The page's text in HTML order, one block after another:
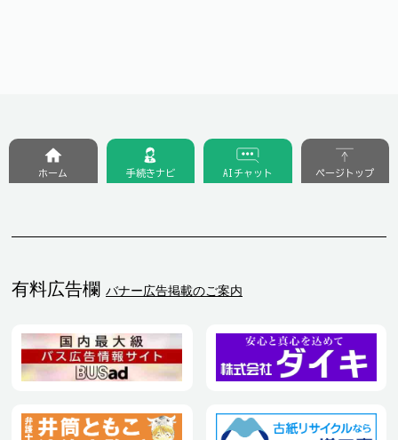
有料広告欄 バナー広告掲載のご案内
ホーム 手続きナビ AIチャット ページトップ